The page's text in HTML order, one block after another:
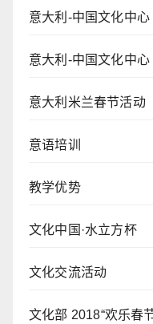
意大利-中国文化中心
意大利-中国文化中心
意大利米兰春节活动
意语培训
教学优势
文化中国·水立方杯
文化交流活动
文化部 2018“欢乐春